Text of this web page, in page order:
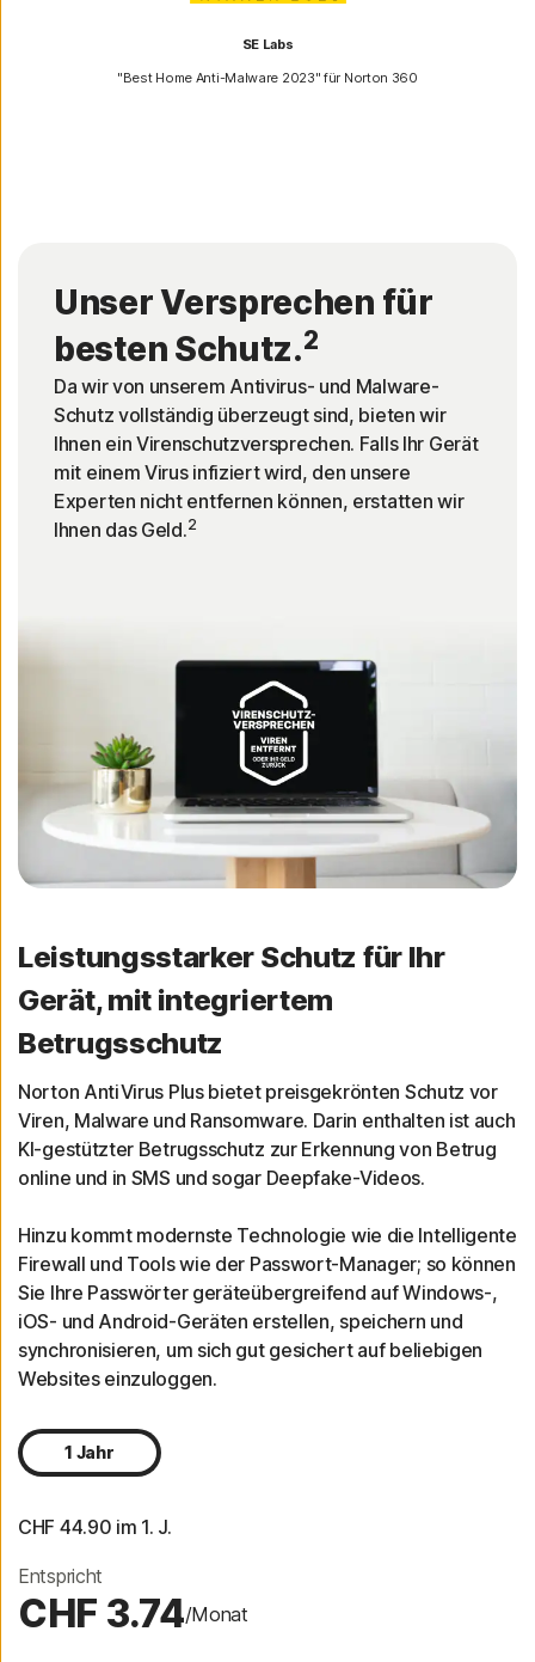
SE Labs
"Best Home Anti-Malware 2023" für Norton 360
Unser Versprechen für
besten Schutz.2
Da wir von unserem Antivirus- und Malware-
Schutz vollständig überzeugt sind, bieten wir
Ihnen ein Virenschutzversprechen. Falls Ihr Gerät
mit einem Virus infiziert wird, den unsere
Experten nicht entfernen können, erstatten wir
Ihnen das Geld.2
Leistungsstarker Schutz für Ihr
Gerät, mit integriertem
Betrugsschutz
Norton AntiVirus Plus bietet preisgekrönten Schutz vor
Viren, Malware und Ransomware. Darin enthalten ist auch
KI-gestützter Betrugsschutz zur Erkennung von Betrug
online und in SMS und sogar Deepfake-Videos.
Hinzu kommt modernste Technologie wie die Intelligente
Firewall und Tools wie der Passwort-Manager; so können
Sie Ihre Passwörter geräteübergreifend auf Windows-,
iOS- und Android-Geräten erstellen, speichern und
synchronisieren, um sich gut gesichert auf beliebigen
Websites einzuloggen.
1 Jahr
CHF 44.90 im 1. J.
Entspricht
CHF 3.74/Monat